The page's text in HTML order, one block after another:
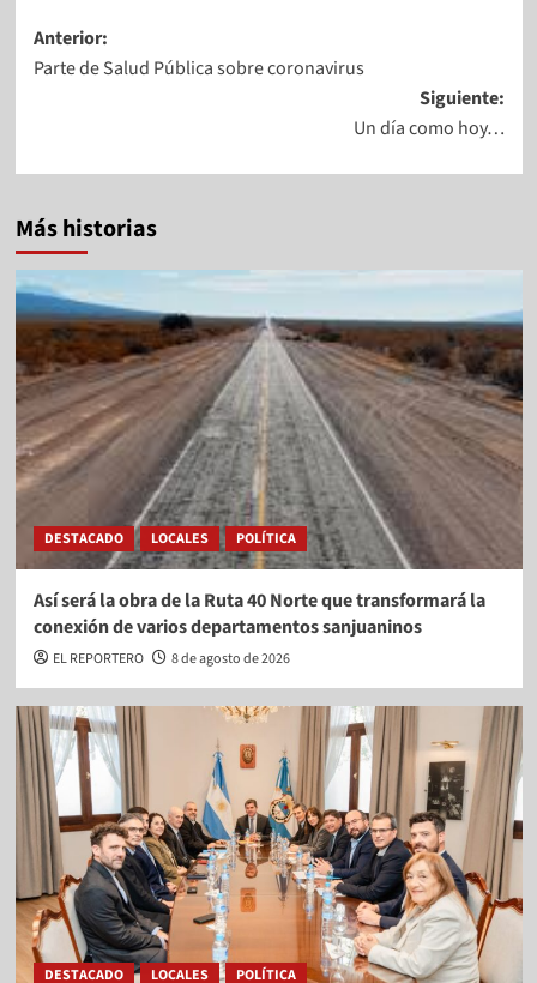
Anterior:
Parte de Salud Pública sobre coronavirus
Siguiente:
Un día como hoy…
Más historias
DESTACADO LOCALES POLÍTICA
Así será la obra de la Ruta 40 Norte que transformará la
conexión de varios departamentos sanjuaninos
EL REPORTERO 8 de agosto de 2026
DESTACADO LOCALES POLÍTICA